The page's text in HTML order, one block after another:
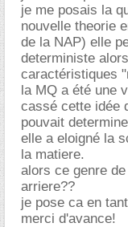
je me posais la
nouvelle theorie
de la NAP) elle
deterministe
caractéristiques
la MQ a été une
cassé cette idée
pouvait
elle a eloigné la
la matiere.
alors ce genre
arriere??
je pose ca en
merci d'avance!